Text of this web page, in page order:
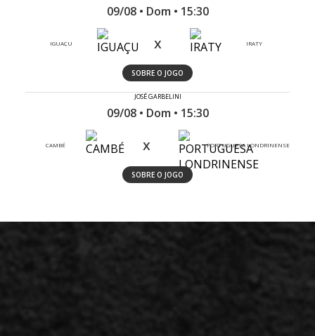
09/08 • Dom • 15:30
IGUAÇU x IRATY
SOBRE O JOGO
JOSÉ GARBELINI
09/08 • Dom • 15:30
CAMBÉ x PORTUGUESA LONDRINENSE
SOBRE O JOGO